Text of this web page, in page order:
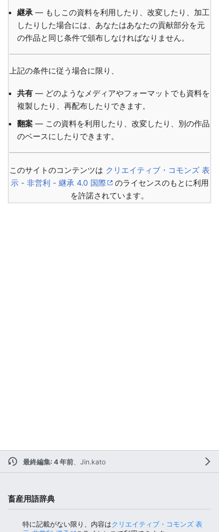
継承— もしこの資料を利用したり、改変したり、加工
したりした場合には、あなたはあなたの貢献部分を元
の作品と同じ条件で頒布しなければなりません。
上記の条件に従う場合に限り、
共有 — どのようなメディアやフォーマットでも資料を
複製したり、再配布したりできます。
翻案 — この資料を利用したり、改変したり、別の作品
のベースにしたりできます。
このサイトのコンテンツは クリエイティブ・コモンズ 表
示 - 非営利 - 継承 4.0 国際
のライセンスのもとに利用
を許諾されています。
最終編集: 4 年前、 Jin.kato
畜産用語辞典
特に記載がない限り、内容はクリエイティブ・コモンズ 表